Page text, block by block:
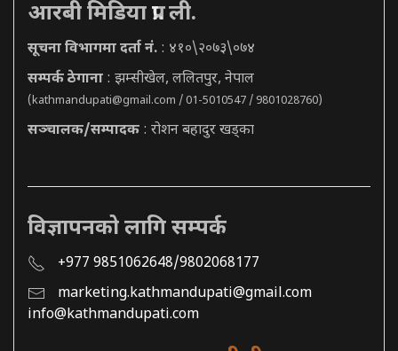
आरबी मिडिया प्रा. ली.
सूचना विभागमा दर्ता नं. : ४१०\२०७३\०७४
सम्पर्क ठेगाना : झम्सीखेल, ललितपुर, नेपाल
(kathmandupati@gmail.com / 01-5010547 / 9801028760)
सञ्चालक/सम्पादक : रोशन बहादुर खड्का
विज्ञापनको लागि सम्पर्क
+977 9851062648/9802068177
marketing.kathmandupati@gmail.com
info@kathmandupati.com